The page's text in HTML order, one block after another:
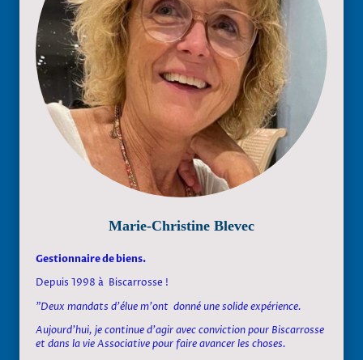
Marie-Christine Blevec
Gestionnaire de biens.
Depuis 1998 à Biscarrosse !
"Deux mandats d'élue m'ont donné une solide expérience.
Aujourd'hui, je continue d'agir avec conviction pour Biscarrosse
et dans la vie Associative pour faire avancer les choses.